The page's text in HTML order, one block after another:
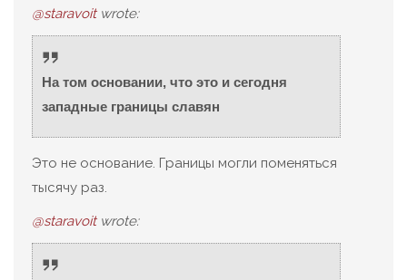
@staravoitwrote:
На том основании, что это и сегодня
западные границы славян
Это не основание. Границы могли поменяться
тысячу раз.
@staravoitwrote: